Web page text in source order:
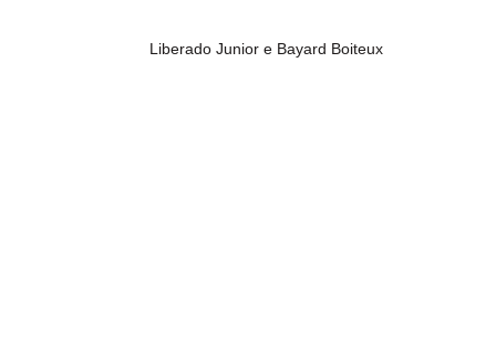
Liberado Junior e Bayard Boiteux